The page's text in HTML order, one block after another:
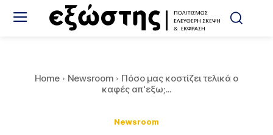
Home Newsroom
Πόσο μας κοστίζει τελικά ο
καφές απ'εξω;...
Newsroom